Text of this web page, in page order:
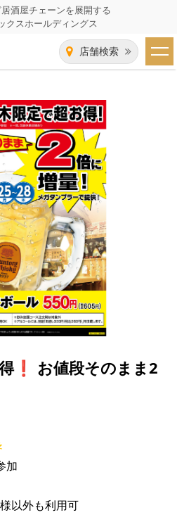
居酒屋チェーンを展開する
クスホールディングス
店舗検索
報
ンス
プ
理業者の募集
（ご来店の方）
❗️ お値段そのまま2
加
以外も利用可